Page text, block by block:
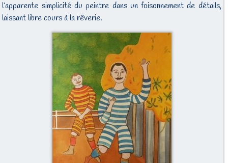
l’apparente simplicité du peintre dans un foisonnement de détails,
laissant libre cours à la rêverie.